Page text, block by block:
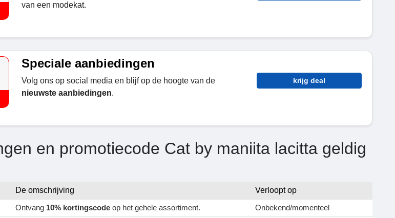
van een modekat.
Speciale aanbiedingen
Volg ons op social media en blijf op de hoogte van de
nieuwste aanbiedingen.
krijg deal
en promotiecode Cat by maniita lacitta geldig
De omschrijving
Verloopt op
Ontvang 10% kortingscode op het gehele assortiment.
Onbekend/momenteel